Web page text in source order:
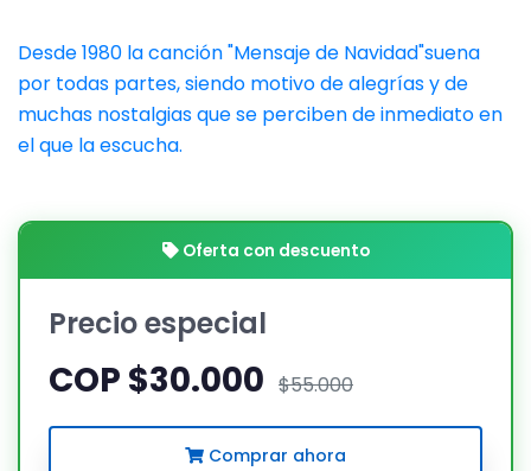
Desde 1980 la canción "Mensaje de Navidad"suena
por todas partes, siendo motivo de alegrías y de
muchas nostalgias que se perciben de inmediato en
el que la escucha.
Oferta con descuento
Precio especial
COP $30.000 $55.000
Comprar ahora